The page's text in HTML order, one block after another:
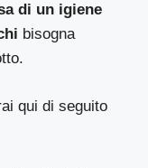
di un igiene
bisogna
qui di seguito